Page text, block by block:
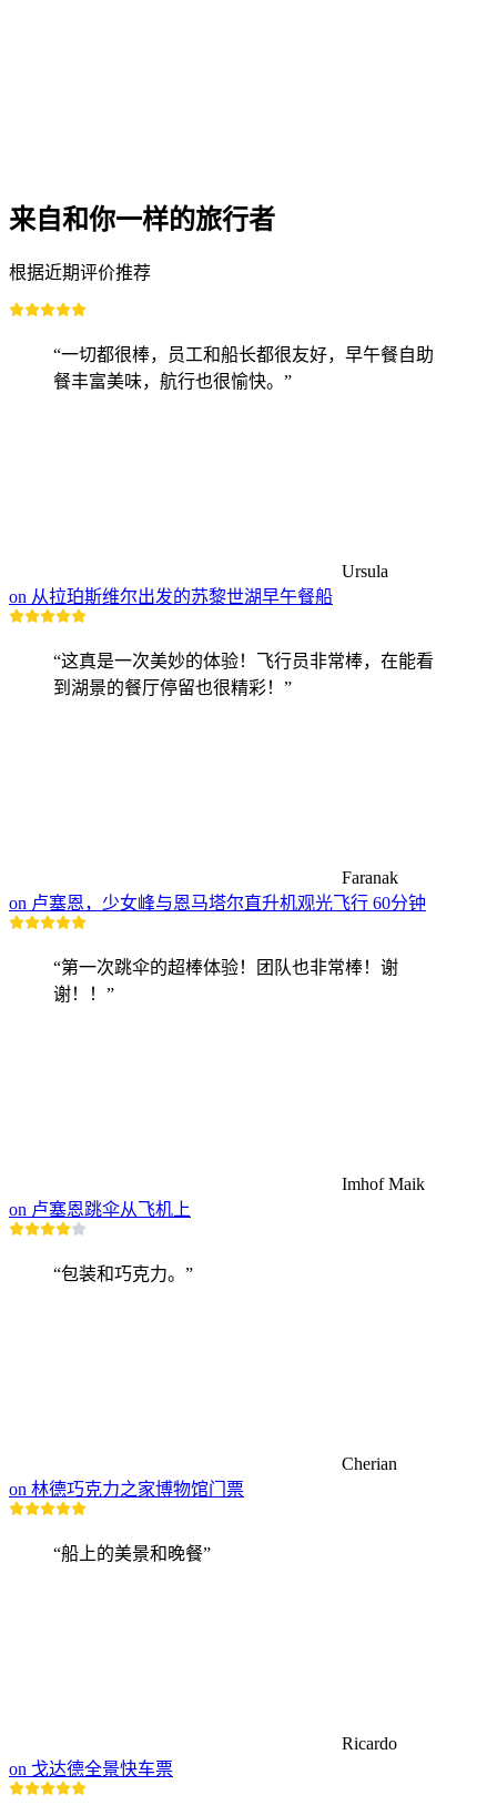
来自和你一样的旅行者
根据近期评价推荐
“一切都很棒，员工和船长都很友好，早午餐自助
餐丰富美味，航行也很愉快。”
Ursula
on 从拉珀斯维尔出发的苏黎世湖早午餐船
“这真是一次美妙的体验！飞行员非常棒，在能看
到湖景的餐厅停留也很精彩！”
Faranak
on 卢塞恩，少女峰与恩马塔尔直升机观光飞行 60分钟
“第一次跳伞的超棒体验！团队也非常棒！谢
谢！！”
Imhof Maik
on 卢塞恩跳伞从飞机上
“包装和巧克力。”
Cherian
on 林德巧克力之家博物馆门票
“船上的美景和晚餐”
Ricardo
on 戈达德全景快车票